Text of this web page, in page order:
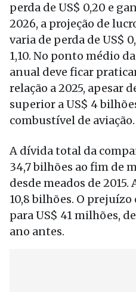
perda de US$ 0,20 e
2026, a projeção de
varia de perda de US$
1,10. No ponto médio
anual deve ficar
relação a 2025, apesar
superior a US$ 4
combustível de aviação.
A dívida total da
34,7 bilhões ao fim de
desde meados de
10,8 bilhões. O
para US$ 41 milhões,
ano antes.